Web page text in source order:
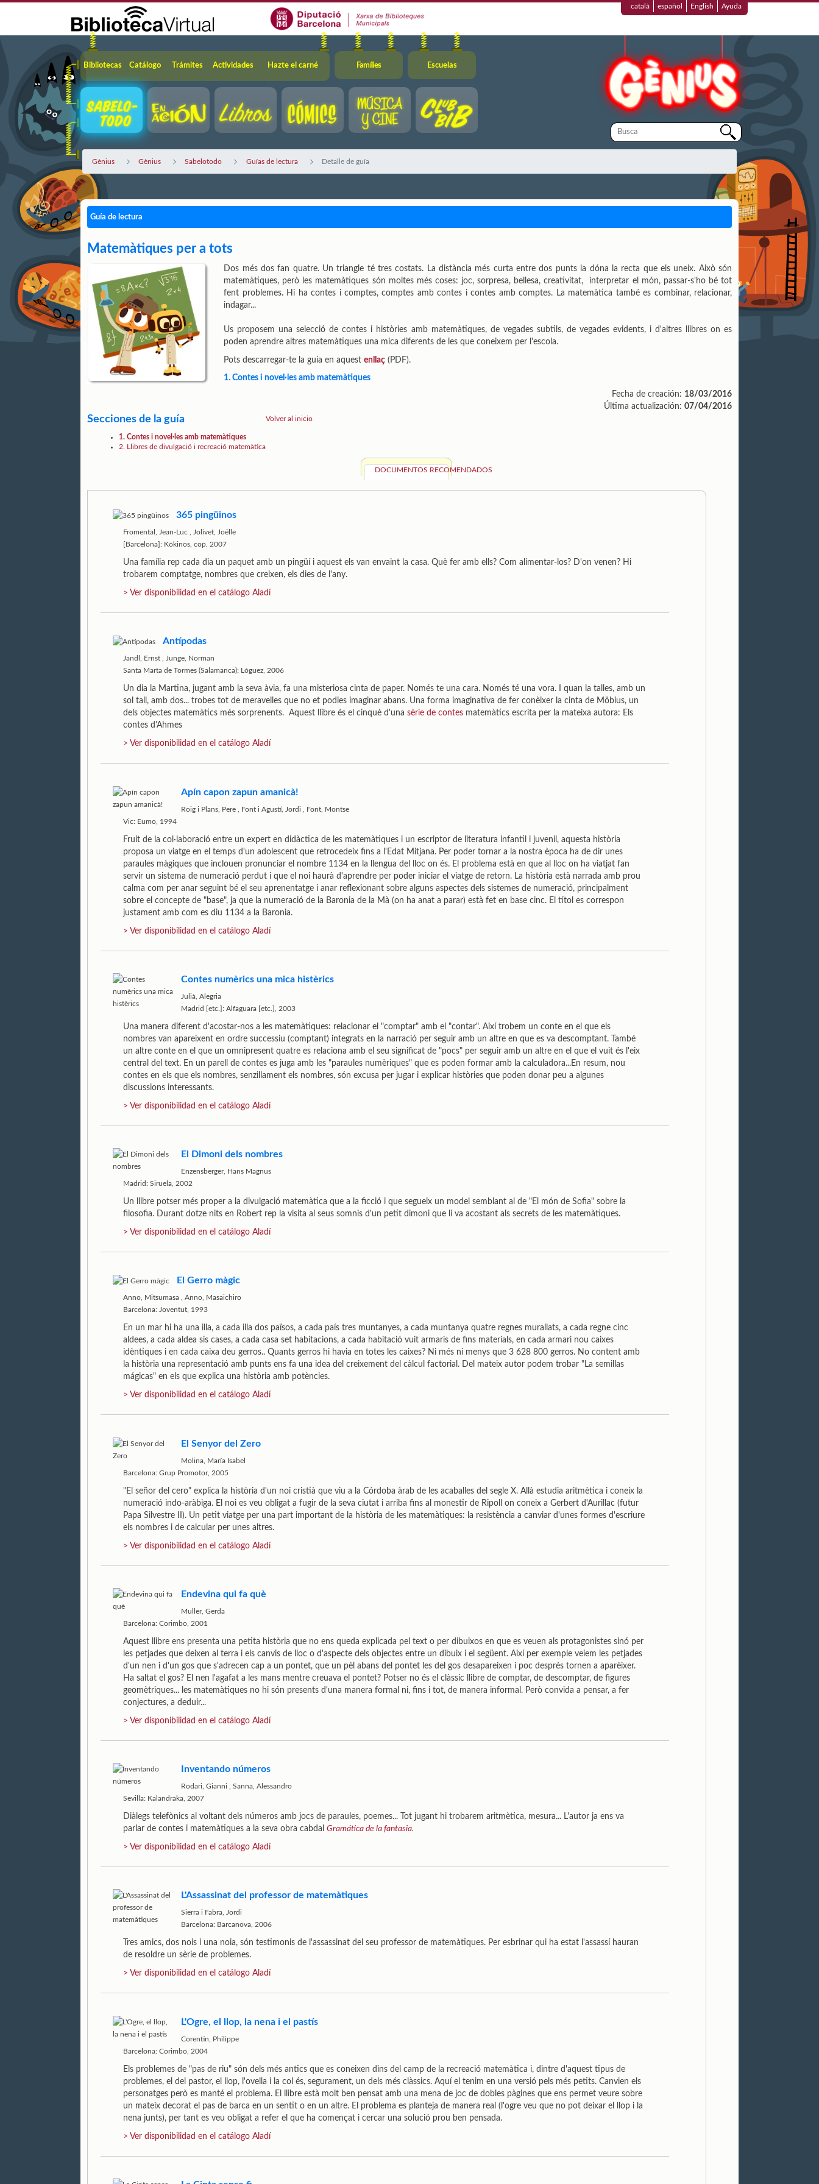
català español English Ayuda
Navegación
Bibliotecas Catálogo Trámites Actividades Hazte el carné Famílies Escuelas
Gènius Gènius Sabelotodo Guías de lectura Detalle de guía
Guía de lectura
Matemàtiques per a tots
Dos més dos fan quatre. Un triangle té tres costats. La distància més curta entre dos punts la dóna la recta que els uneix. Això són
matemàtiques, però les matemàtiques són moltes més coses: joc, sorpresa, bellesa, creativitat, interpretar el món, passar-s'ho bé tot
fent problemes. Hi ha contes i comptes, comptes amb contes i contes amb comptes. La matemàtica també es combinar, relacionar,
indagar...
Us proposem una selecció de contes i històries amb matemàtiques, de vegades subtils, de vegades evidents, i d'altres llibres on es
poden aprendre altres matemàtiques una mica diferents de les que coneixem per l'escola.
Pots descarregar-te la guia en aquestenllaç (PDF).
Fecha de creación: 18/03/2016
Última actualización: 07/04/2016
Secciones de la guía
1. Contes i novel·les amb matemàtiques
2. Llibres de divulgació i recreació matemàtica
1. Contes i novel·les amb matemàtiques
DOCUMENTOS RECOMENDADOS
365 pingüinos
Fromental, Jean-Luc
Jolivet, Joëlle
[Barcelona]: Kókinos, cop. 2007
Una família rep cada dia un paquet amb un pingüí i aquest els van envaint la casa. Què fer amb ells? Com alimentar-los? D'on venen? Hi
trobarem comptatge, nombres que creixen, els dies de l'any.
> Ver disponibilidad en el catálogo Aladí
Antípodas
Jandl, Ernst
Junge, Norman
Santa Marta de Tormes (Salamanca): Lóguez, 2006
Un dia la Martina, jugant amb la seva àvia, fa una misteriosa cinta de paper. Només te una cara. Només té una vora. I quan la talles, amb un
sol tall, amb dos... trobes tot de meravelles que no et podies imaginar abans. Una forma imaginativa de fer conèixer la cinta de Möbius, un
dels objectes matemàtics més sorprenents. Aquest llibre és el cinquè d'unasèrie de contes matemàtics escrita per la mateixa autora: Els
contes d'Ahmes
> Ver disponibilidad en el catálogo Aladí
Apín capon zapun amanicà!
Roig i Plans, Pere Font i Agustí, Jordi
Font, Montse
Vic: Eumo, 1994
Fruit de la col·laboració entre un expert en didàctica de les matemàtiques i un escriptor de literatura infantil i juvenil, aquesta història
proposa un viatge en el temps d'un adolescent que retrocedeix fins a l'Edat Mitjana. Per poder tornar a la nostra època ha de dir unes
paraules màgiques que inclouen pronunciar el nombre 1134 en la llengua del lloc on és. El problema està en que al lloc on ha viatjat fan
servir un sistema de numeració perdut i que el noi haurà d'aprendre per poder iniciar el viatge de retorn. La història està narrada amb prou
calma com per anar seguint bé el seu aprenentatge i anar reflexionant sobre alguns aspectes dels sistemes de numeració, principalment
sobre el concepte de "base", ja que la numeració de la Baronia de la Mà (on ha anat a parar) està fet en base cinc. El títol es correspon
justament amb com es diu 1134 a la Baronia.
> Ver disponibilidad en el catálogo Aladí
Contes numèrics una mica histèrics
Julià, Alegria
Madrid [etc.]: Alfaguara [etc.], 2003
Una manera diferent d'acostar-nos a les matemàtiques: relacionar el "comptar" amb el "contar". Així trobem un conte en el que els
nombres van apareixent en ordre successiu (comptant) integrats en la narració per seguir amb un altre en que es va descomptant. També
un altre conte en el que un omnipresent quatre es relaciona amb el seu significat de "pocs" per seguir amb un altre en el que el vuit és l'eix
central del text. En un parell de contes es juga amb les "paraules numèriques" que es poden formar amb la calculadora...En resum, nou
contes en els que els nombres, senzillament els nombres, són excusa per jugar i explicar històries que poden donar peu a algunes
discussions interessants.
> Ver disponibilidad en el catálogo Aladí
El Dimoni dels nombres
Enzensberger, Hans Magnus
Madrid: Siruela, 2002
Un llibre potser més proper a la divulgació matemàtica que a la ficció i que segueix un model semblant al de "El món de Sofia" sobre la
filosofia. Durant dotze nits en Robert rep la visita al seus somnis d'un petit dimoni que li va acostant als secrets de les matemàtiques.
> Ver disponibilidad en el catálogo Aladí
El Gerro màgic
Anno, Mitsumasa ,Anno, Masaichiro
Barcelona: Joventut, 1993
En un mar hi ha una illa, a cada illa dos països, a cada país tres muntanyes, a cada muntanya quatre regnes murallats, a cada regne cinc
aldees, a cada aldea sis cases, a cada casa set habitacions, a cada habitació vuit armaris de fins materials, en cada armari nou caixes
idèntiques i en cada caixa deu gerros.. Quants gerros hi havia en totes les caixes? Ni més ni menys que 3 628 800 gerros. No content amb
la història una representació amb punts ens fa una idea del creixement del càlcul factorial. Del mateix autor podem trobar "La semillas
mágicas" en els que explica una història amb potències.
> Ver disponibilidad en el catálogo Aladí
El Senyor del Zero
Molina, María Isabel
Barcelona: Grup Promotor, 2005
"El señor del cero" explica la història d'un noi cristià que viu a la Córdoba àrab de les acaballes del segle X. Allà estudia aritmètica i coneix la
numeració indo-aràbiga. El noi es veu obligat a fugir de la seva ciutat i arriba fins al monestir de Ripoll on coneix a Gerbert d'Aurillac (futur
Papa Silvestre II). Un petit viatge per una part important de la història de les matemàtiques: la resistència a canviar d'unes formes d'escriure
els nombres i de calcular per unes altres.
> Ver disponibilidad en el catálogo Aladí
Endevina qui fa què
Muller, Gerda
Barcelona: Corimbo, 2001
Aquest llibre ens presenta una petita història que no ens queda explicada pel text o per dibuixos en que es veuen als protagonistes sinó per
les petjades que deixen al terra i els canvis de lloc o d'aspecte dels objectes entre un dibuix i el següent. Així per exemple veiem les petjades
d'un nen i d'un gos que s'adrecen cap a un pontet, que un pèl abans del pontet les del gos desapareixen i poc després tornen a aparèixer.
Ha saltat el gos? El nen l'agafat a les mans mentre creuava el pontet? Potser no és el clàssic llibre de comptar, de descomptar, de figures
geomètriques... les matemàtiques no hi són presents d'una manera formal ni, fins i tot, de manera informal. Però convida a pensar, a fer
conjectures, a deduir...
> Ver disponibilidad en el catálogo Aladí
Inventando números
Rodari, Gianni
Sanna, Alessandro
Sevilla: Kalandraka, 2007
Diàlegs telefònics al voltant dels números amb jocs de paraules, poemes... Tot jugant hi trobarem aritmètica, mesura... L'autor ja ens va
parlar de contes i matemàtiques a la seva obra cabdalGramática de la fantasia.
> Ver disponibilidad en el catálogo Aladí
L'Assassinat del professor de matemàtiques
Sierra i Fabra, Jordi
Barcelona: Barcanova, 2006
Tres amics, dos nois i una noia, són testimonis de l'assassinat del seu professor de matemàtiques. Per esbrinar qui ha estat l'assassí hauran
de resoldre un sèrie de problemes.
> Ver disponibilidad en el catálogo Aladí
L'Ogre, el llop, la nena i el pastís
Corentin, Philippe
Barcelona: Corimbo, 2004
Els problemes de "pas de riu" són dels més antics que es coneixen dins del camp de la recreació matemàtica i, dintre d'aquest tipus de
problemes, el del pastor, el llop, l'ovella i la col és, segurament, un dels més clàssics. Aquí el tenim en una versió pels més petits. Canvien els
personatges però es manté el problema. El llibre està molt ben pensat amb una mena de joc de dobles pàgines que ens permet veure sobre
un mateix decorat el pas de barca en un sentit o en un altre. El problema es planteja de manera real (l'ogre veu que no pot deixar el llop i la
nena junts), per tant es veu obligat a refer el que ha començat i cercar una solució prou ben pensada.
> Ver disponibilidad en el catálogo Aladí
Volver al inicio